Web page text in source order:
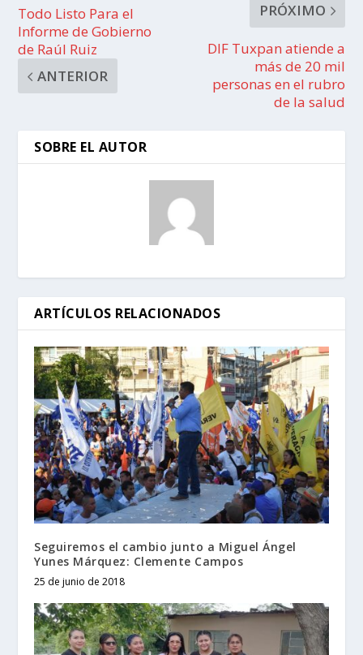
Todo Listo Para el
Informe de Gobierno
de Raúl Ruiz
ANTERIOR
PRÓXIMO
DIF Tuxpan atiende a
más de 20 mil
personas en el rubro
de la salud
SOBRE EL AUTOR
ARTÍCULOS RELACIONADOS
Seguiremos el cambio junto a Miguel Ángel
Yunes Márquez: Clemente Campos
25 de junio de 2018